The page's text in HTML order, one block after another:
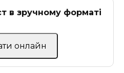
в зручному форматі
онлайн